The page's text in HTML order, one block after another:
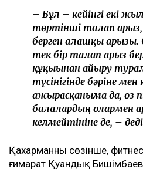
– Бұл – кейінгі екі
төртінші талап арыз,
берген алғашқы
тек бір талап арыз
құқығынан айыру
түсінігінде бәріне мен
ажырасқаныма да, өз
балалардың олармен
келмейтініне де, –
Қахарманның сөзінше,
ғимарат Қуандық